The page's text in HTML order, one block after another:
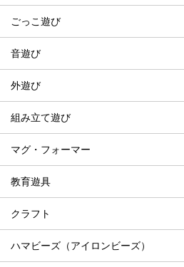
ごっこ遊び
音遊び
外遊び
組み立て遊び
マグ・フォーマー
教育遊具
クラフト
ハマビーズ（アイロンビーズ）